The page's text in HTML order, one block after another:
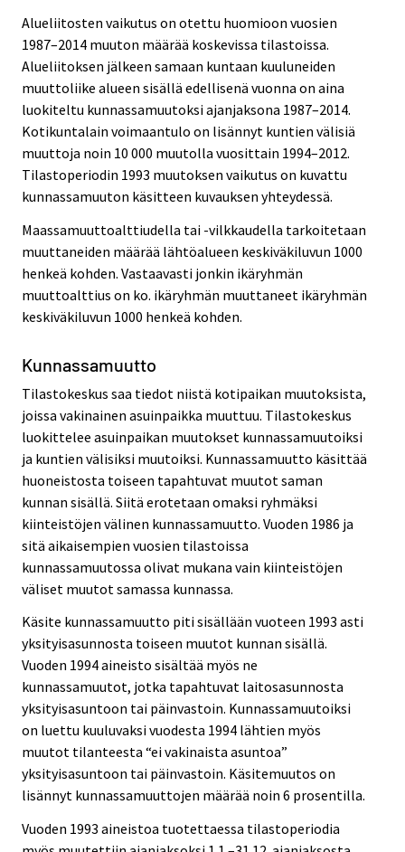
Alueliitosten vaikutus on otettu huomioon vuosien
1987–2014 muuton määrää koskevissa tilastoissa.
Alueliitoksen jälkeen samaan kuntaan kuuluneiden
muuttoliike alueen sisällä edellisenä vuonna on aina
luokiteltu kunnassamuutoksi ajanjaksona 1987–2014.
Kotikuntalain voimaantulo on lisännyt kuntien välisiä
muuttoja noin 10 000 muutolla vuosittain 1994–2012.
Tilastoperiodin 1993 muutoksen vaikutus on kuvattu
kunnassamuuton käsitteen kuvauksen yhteydessä.
Maassamuuttoalttiudella tai -vilkkaudella tarkoitetaan
muuttaneiden määrää lähtöalueen keskiväkiluvun 1000
henkeä kohden. Vastaavasti jonkin ikäryhmän
muuttoalttius on ko. ikäryhmän muuttaneet ikäryhmän
keskiväkiluvun 1000 henkeä kohden.
Kunnassamuutto
Tilastokeskus saa tiedot niistä kotipaikan muutoksista,
joissa vakinainen asuinpaikka muuttuu. Tilastokeskus
luokittelee asuinpaikan muutokset kunnassamuutoiksi
ja kuntien välisiksi muutoiksi. Kunnassamuutto käsittää
huoneistosta toiseen tapahtuvat muutot saman
kunnan sisällä. Siitä erotetaan omaksi ryhmäksi
kiinteistöjen välinen kunnassamuutto. Vuoden 1986 ja
sitä aikaisempien vuosien tilastoissa
kunnassamuutossa olivat mukana vain kiinteistöjen
väliset muutot samassa kunnassa.
Käsite kunnassamuutto piti sisällään vuoteen 1993 asti
yksityisasunnosta toiseen muutot kunnan sisällä.
Vuoden 1994 aineisto sisältää myös ne
kunnassamuutot, jotka tapahtuvat laitosasunnosta
yksityisasuntoon tai päinvastoin. Kunnassamuutoiksi
on luettu kuuluvaksi vuodesta 1994 lähtien myös
muutot tilanteesta “ei vakinaista asuntoa”
yksityisasuntoon tai päinvastoin. Käsitemuutos on
lisännyt kunnassamuuttojen määrää noin 6 prosentilla.
Vuoden 1993 aineistoa tuotettaessa tilastoperiodia